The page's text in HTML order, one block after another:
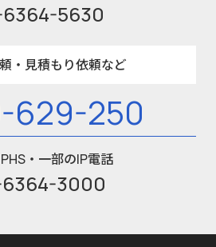
5630
・見積もり依頼など
629-250
・一部のIP電話
3000